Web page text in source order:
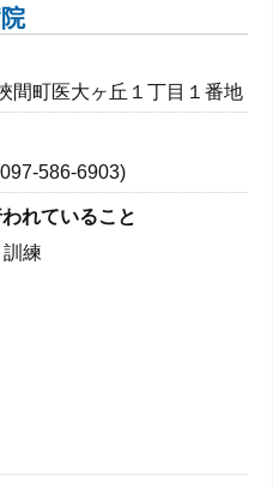
間町医大ヶ丘１丁目１番地
586-6903)
れていること
練